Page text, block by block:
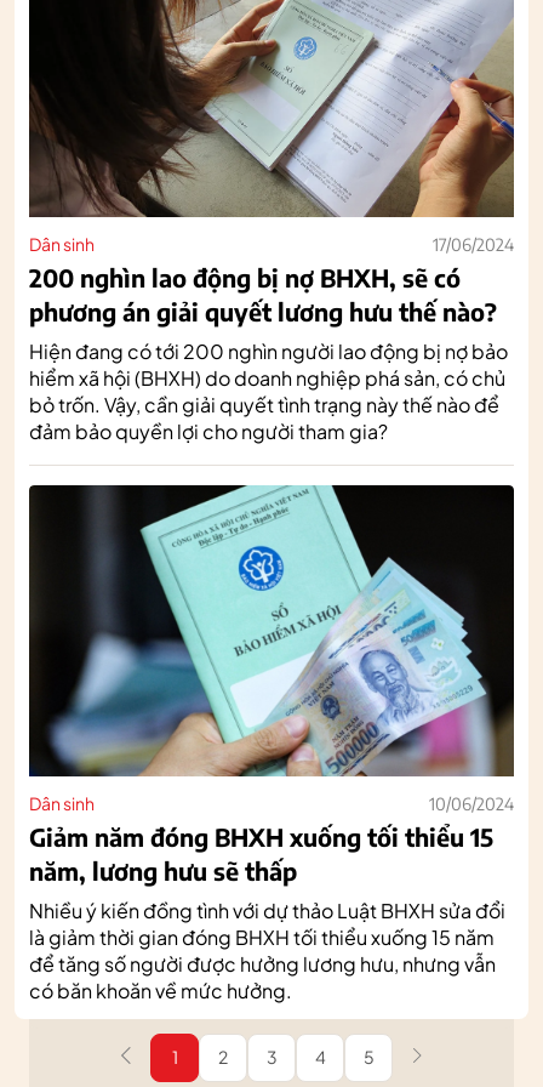
Dân sinh 17/06/2024
200 nghìn lao động bị nợ BHXH, sẽ có
phương án giải quyết lương hưu thế nào?
Hiện đang có tới 200 nghìn người lao động bị nợ bảo
hiểm xã hội (BHXH) do doanh nghiệp phá sản, có chủ
bỏ trốn. Vậy, cần giải quyết tình trạng này thế nào để
đảm bảo quyền lợi cho người tham gia?
Dân sinh 10/06/2024
Giảm năm đóng BHXH xuống tối thiểu 15
năm, lương hưu sẽ thấp
Nhiều ý kiến đồng tình với dự thảo Luật BHXH sửa đổi
là giảm thời gian đóng BHXH tối thiểu xuống 15 năm
để tăng số người được hưởng lương hưu, nhưng vẫn
có băn khoăn về mức hưởng.
1 2 3 4 5